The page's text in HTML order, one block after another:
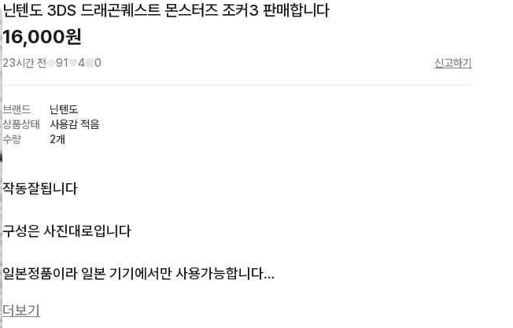
닌텐도 3DS 드래곤퀘스트 몬스터즈 조커3 판매합니다
16,000원
23시간 전 91 4 0 신고하기
브랜드
닌텐도
상품상태
사용감 적음
수량
2개
작동잘됩니다
구성은 사진대로입니다
일본정품이라 일본 기기에서만 사용가능합니다
네고문의는 답변안드립니다
더보기